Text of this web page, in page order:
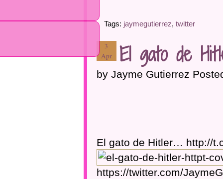
Tags: jaymegutierrez, twitter
3
Apr
El gato de
by Jayme Gutierrez
El gato de Hitler… http://
https://twitter.com/